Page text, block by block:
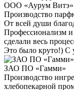
ООО «Аурум Витэ»
Производство
От всей души
Профессионализм
сделали весь
Это было круто!) С
ЗАО ПО «Гамми»
Производство
хлебопекарной